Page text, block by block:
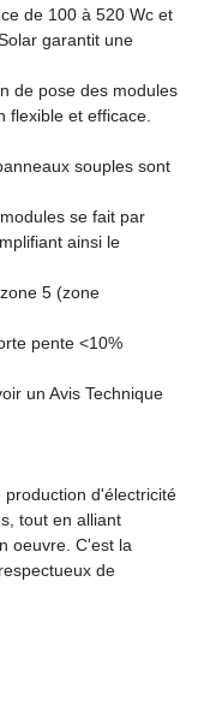
de 100 à 520 Wc et
garantit une
de pose des modules
flexible et efficace.
souples sont
se fait par
ainsi le
5 (zone
pente <10%
un Avis Technique
production d'électricité
tout en alliant
oeuvre. C'est la
de